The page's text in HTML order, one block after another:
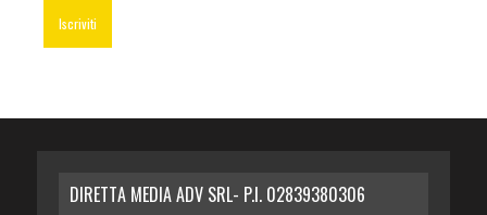
DIRETTA MEDIA ADV SRL- P.I. 02839380306